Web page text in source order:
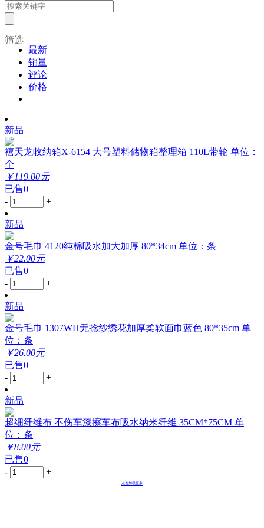
筛选
最新
销量
评论
价格
新品
禧天龙收纳箱X-6154 大号塑料储物箱整理箱 110L带轮 单位：
个
￥119.00元
已售0
-
+
新品
金号毛巾 4120纯棉吸水加大加厚 80*34cm 单位：条
￥22.00元
已售0
-
+
新品
金号毛巾 1307WH无捻纱绣花加厚柔软面巾蓝色 80*35cm 单
位：条
￥26.00元
已售0
-
+
新品
超细纤维布 不伤车漆擦车布吸水纳米纤维 35CM*75CM 单
位：条
￥8.00元
已售0
-
+
点击加载更多